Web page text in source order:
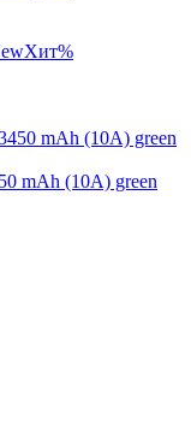
Хит%
mAh (10A) green